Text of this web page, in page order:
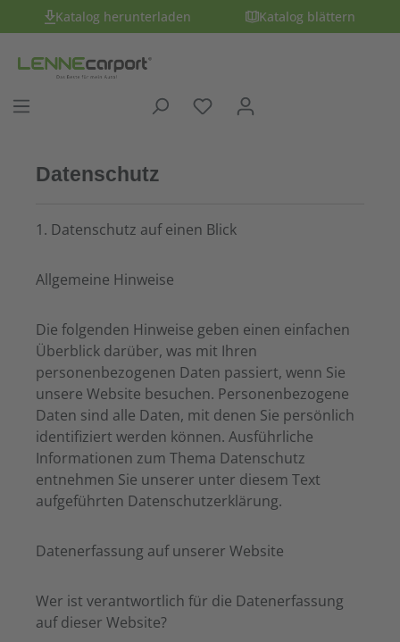
Katalog herunterladen Katalog blättern
Datenschutz
1. Datenschutz auf einen Blick
Allgemeine Hinweise
Die folgenden Hinweise geben einen einfachen
Überblick darüber, was mit Ihren
personenbezogenen Daten passiert, wenn Sie
unsere Website besuchen. Personenbezogene
Daten sind alle Daten, mit denen Sie persönlich
identifiziert werden können. Ausführliche
Informationen zum Thema Datenschutz
entnehmen Sie unserer unter diesem Text
aufgeführten Datenschutzerklärung.
Datenerfassung auf unserer Website
Wer ist verantwortlich für die Datenerfassung
auf dieser Website?